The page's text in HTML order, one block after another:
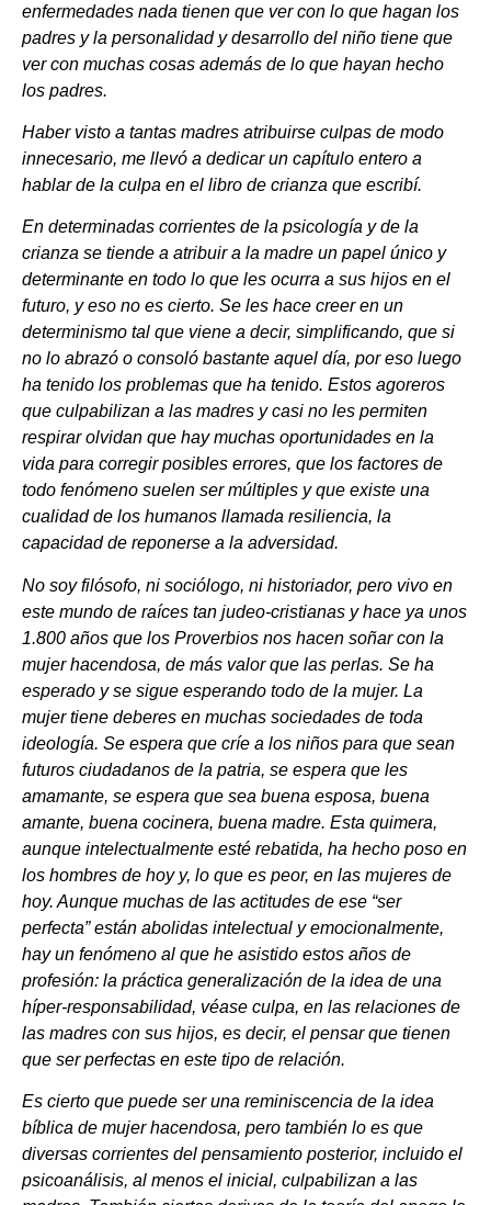
enfermedades nada tienen que ver con lo que hagan los
padres y la personalidad y desarrollo del niño tiene que
ver con muchas cosas además de lo que hayan hecho
los padres.
Haber visto a tantas madres atribuirse culpas de modo
innecesario, me llevó a dedicar un capítulo entero a
hablar de la culpa en el libro de crianza que escribí.
En determinadas corrientes de la psicología y de la
crianza se tiende a atribuir a la madre un papel único y
determinante en todo lo que les ocurra a sus hijos en el
futuro, y eso no es cierto. Se les hace creer en un
determinismo tal que viene a decir, simplificando, que si
no lo abrazó o consoló bastante aquel día, por eso luego
ha tenido los problemas que ha tenido. Estos agoreros
que culpabilizan a las madres y casi no les permiten
respirar olvidan que hay muchas oportunidades en la
vida para corregir posibles errores, que los factores de
todo fenómeno suelen ser múltiples y que existe una
cualidad de los humanos llamada resiliencia, la
capacidad de reponerse a la adversidad.
No soy filósofo, ni sociólogo, ni historiador, pero vivo en
este mundo de raíces tan judeo-cristianas y hace ya unos
1.800 años que los Proverbios nos hacen soñar con la
mujer hacendosa, de más valor que las perlas. Se ha
esperado y se sigue esperando todo de la mujer. La
mujer tiene deberes en muchas sociedades de toda
ideología. Se espera que críe a los niños para que sean
futuros ciudadanos de la patria, se espera que les
amamante, se espera que sea buena esposa, buena
amante, buena cocinera, buena madre. Esta quimera,
aunque intelectualmente esté rebatida, ha hecho poso en
los hombres de hoy y, lo que es peor, en las mujeres de
hoy. Aunque muchas de las actitudes de ese “ser
perfecta” están abolidas intelectual y emocionalmente,
hay un fenómeno al que he asistido estos años de
profesión: la práctica generalización de la idea de una
híper-responsabilidad, véase culpa, en las relaciones de
las madres con sus hijos, es decir, el pensar que tienen
que ser perfectas en este tipo de relación.
Es cierto que puede ser una reminiscencia de la idea
bíblica de mujer hacendosa, pero también lo es que
diversas corrientes del pensamiento posterior, incluido el
psicoanálisis, al menos el inicial, culpabilizan a las